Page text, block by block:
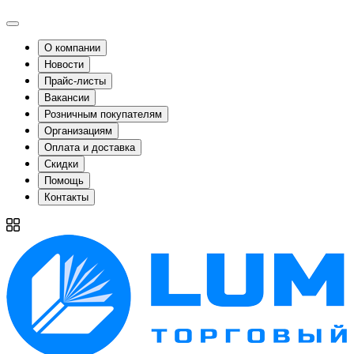
О компании
Новости
Прайс-листы
Вакансии
Розничным покупателям
Организациям
Оплата и доставка
Скидки
Помощь
Контакты